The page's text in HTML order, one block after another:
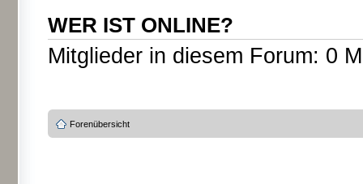
WER IST ONLINE?
Mitglieder in diesem Forum: 0
Forenübersicht